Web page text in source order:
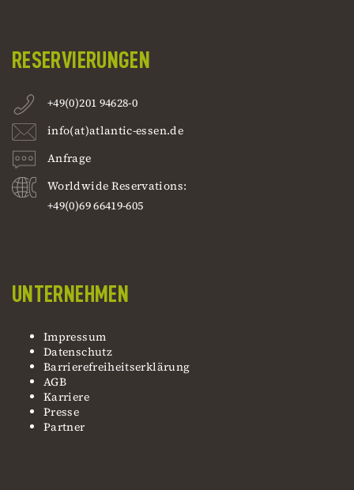
RESERVIERUNGEN
+49(0)201 94628-0
info(at)atlantic-essen.de
Anfrage
Worldwide Reservations:
+49(0)69 66419-605
UNTERNEHMEN
Impressum
Datenschutz
Barrierefreiheitserklärung
AGB
Karriere
Presse
Partner